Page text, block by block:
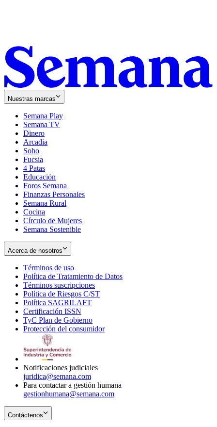
Nuestras marcas
Semana Play
Semana TV
Dinero
Arcadia
Soho
in
new
window
Fucsia
in
new
window
4 Patas
Educación
Foros Semana
Finanzas Personales
Semana Rural
Cocina
Círculo de Mujeres
Semana Sostenible
Acerca de nosotros
Términos de uso
in
new
window
Política de Tratamiento de Datos
Términos suscripciones
in
Política de Riesgos C/ST
Política SAGRILAFT
new
window
Certificación ISSN
in
new
TyC Plan de Gobierno
in
Protección del consumidorOpens
Notificaciones judiciales
juridica@semana.com
Para contactar a gestión humana
gestionhumana@semana.com
Contáctenos